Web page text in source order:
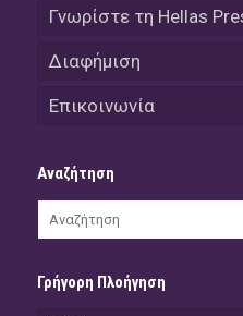
Γνωρίστε τη Hellas
Διαφήμιση
Επικοινωνία
Αναζήτηση
Γρήγορη Πλοήγηση